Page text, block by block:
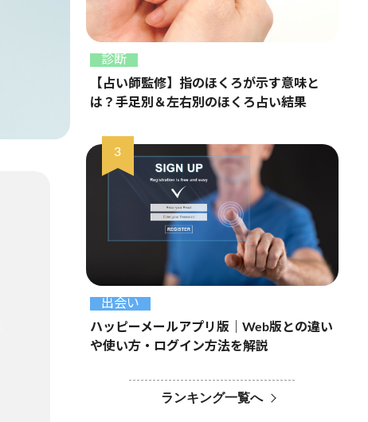
診断
【占い師監修】指のほくろが示す意味と
は？手足別＆左右別のほくろ占い結果
出会い
ハッピーメールアプリ版｜Web版との違い
や使い方・ログイン方法を解説
ランキング一覧へ